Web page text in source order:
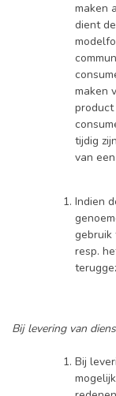
maken
dient
maken
tijdig
van
Indien
gebruik
resp.
Bij levering van
Bij